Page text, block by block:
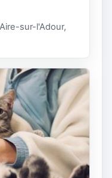
sur-l'Adour,